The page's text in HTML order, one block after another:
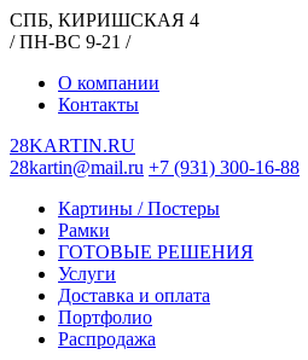
СПБ, КИРИШСКАЯ 4
/ ПН-ВС 9-21 /
О компании
Контакты
28KARTIN.RU
28kartin@mail.ru +7 (931) 300-16-88
Картины / Постеры
Рамки
ГОТОВЫЕ РЕШЕНИЯ
Услуги
Доставка и оплата
Портфолио
Распродажа